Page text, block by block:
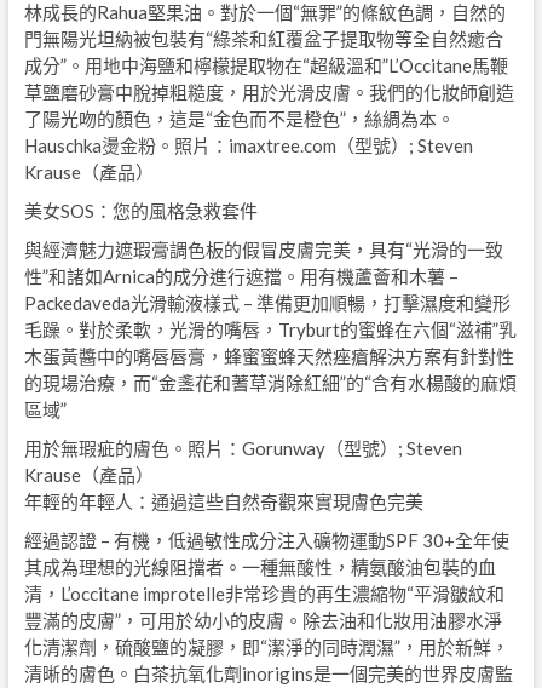
林成長的Rahua堅果油。對於一個“無罪”的條紋色調，自然的
門無陽光坦納被包裝有“綠茶和紅覆盆子提取物等全自然癒合
成分”。用地中海鹽和檸檬提取物在“超級溫和”L’Occitane馬鞭
草鹽磨砂膏中脫掉粗糙度，用於光滑皮膚。我們的化妝師創造
了陽光吻的顏色，這是“金色而不是橙色”，絲綢為本。
Hauschka燙金粉。照片：imaxtree.com（型號）; Steven
Krause（產品）
美女SOS：您的風格急救套件
與經濟魅力遮瑕膏調色板的假冒皮膚完美，具有“光滑的一致
性”和諸如Arnica的成分進行遮擋。用有機蘆薈和木薯 –
Packedaveda光滑輸液樣式 – 準備更加順暢，打擊濕度和變形
毛躁。對於柔軟，光滑的嘴唇，Tryburt的蜜蜂在六個“滋補”乳
木蛋黃醬中的嘴唇唇膏，蜂蜜蜜蜂天然痤瘡解決方案有針對性
的現場治療，而“金盞花和蓍草消除紅細”的“含有水楊酸的麻煩
區域”
用於無瑕疵的膚色。照片：Gorunway（型號）; Steven
Krause（產品）
年輕的年輕人：通過這些自然奇觀來實現膚色完美
經過認證 – 有機，低過敏性成分注入礦物運動SPF 30+全年使
其成為理想的光線阻擋者。一種無酸性，精氨酸油包裝的血
清，L’occitane improtelle非常珍貴的再生濃縮物“平滑皺紋和
豐滿的皮膚”，可用於幼小的皮膚。除去油和化妝用油膠水淨
化清潔劑，硫酸鹽的凝膠，即“潔淨的同時潤濕”，用於新鮮，
清晰的膚色。白茶抗氧化劑inorigins是一個完美的世界皮膚監